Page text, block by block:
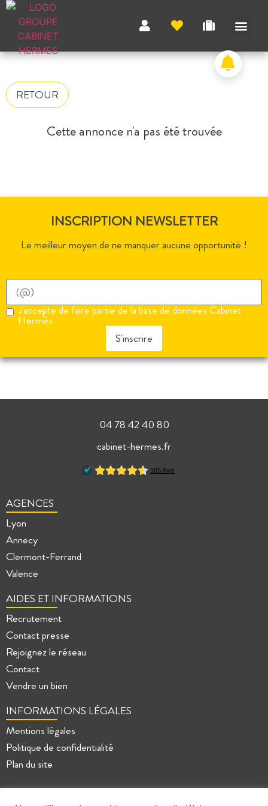
RETOUR
Cette annonce n'a pas été trouvée
INSCRIPTION NEWSLETTER
Le meilleur moyen de ne manquer aucune opportunité !
J'accepte de faire partie de la base de données Cabinet
Hermès
S'inscrire
04 78 42 40 80
cabinet-hermes.fr
AGENCES
Lyon
Annecy
Clermont-Ferrand
Valence
AIDES ET INFORMATIONS
Recrutement
Contact presse
Rejoignez le réseau
Contact
Vendre un bien
INFORMATIONS LÉGALES
Mentions légales
Politique de confidentialité
Plan du site